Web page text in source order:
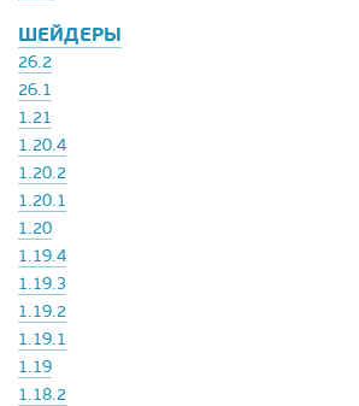
ШЕЙДЕРЫ
26.2
26.1
1.21
1.20.4
1.20.2
1.20.1
1.20
1.19.4
1.19.3
1.19.2
1.19.1
1.19
1.18.2